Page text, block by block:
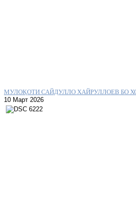
МУЛОҚОТИ САЙДУЛЛО ХАЙРУЛЛОЕВ БО
10 Март 2026